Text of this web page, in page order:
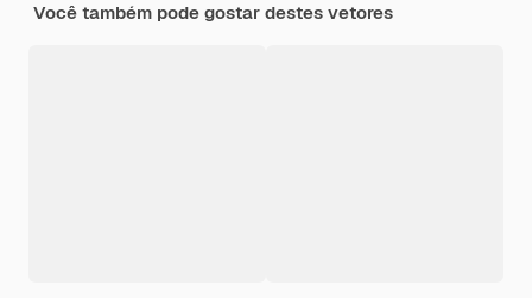
Você também pode gostar destes vetores